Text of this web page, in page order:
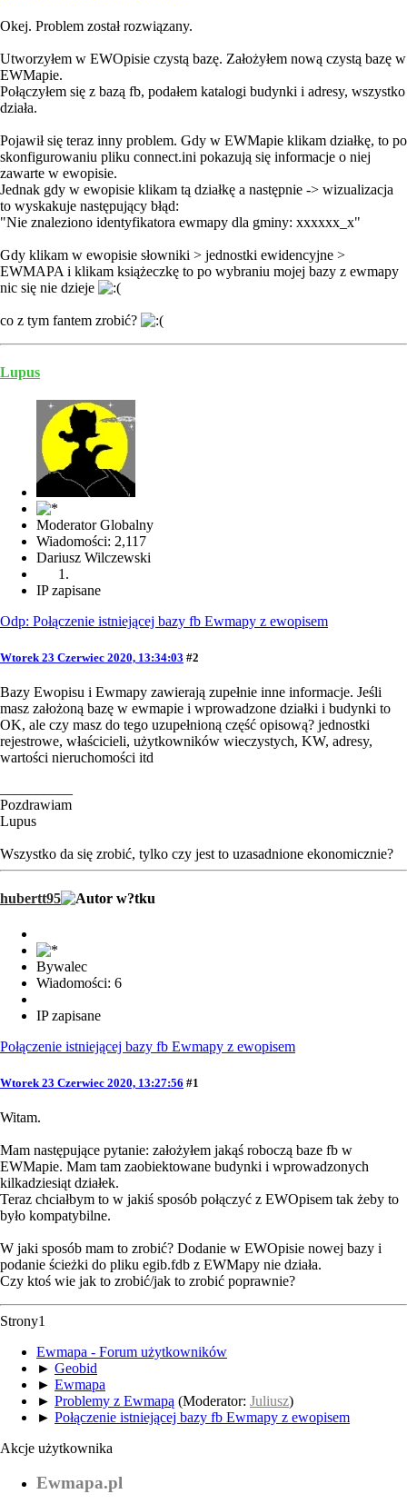
Okej. Problem został rozwiązany.
Utworzyłem w EWOpisie czystą bazę. Założyłem nową czystą bazę w
EWMapie.
Połączyłem się z bazą fb, podałem katalogi budynki i adresy, wszystko
działa.
Pojawił się teraz inny problem. Gdy w EWMapie klikam działkę, to po
skonfigurowaniu pliku connect.ini pokazują się informacje o niej
zawarte w ewopisie.
Jednak gdy w ewopisie klikam tą działkę a następnie -> wizualizacja
to wyskakuje następujący błąd:
"Nie znaleziono identyfikatora ewmapy dla gminy: xxxxxx_x"
Gdy klikam w ewopisie słowniki > jednostki ewidencyjne >
EWMAPA i klikam książeczkę to po wybraniu mojej bazy z ewmapy
nic się nie dzieje
co z tym fantem zrobić?
Lupus
Moderator Globalny
Wiadomości: 2,117
Dariusz Wilczewski
IP zapisane
Odp: Połączenie istniejącej bazy fb Ewmapy z ewopisem
Wtorek 23 Czerwiec 2020, 13:34:03 #2
Bazy Ewopisu i Ewmapy zawierają zupełnie inne informacje. Jeśli
masz założoną bazę w ewmapie i wprowadzone działki i budynki to
OK, ale czy masz do tego uzupełnioną część opisową? jednostki
rejestrowe, właścicieli, użytkowników wieczystych, KW, adresy,
wartości nieruchomości itd
Pozdrawiam
Lupus
Wszystko da się zrobić, tylko czy jest to uzasadnione ekonomicznie?
hubertt95
Bywalec
Wiadomości: 6
IP zapisane
Połączenie istniejącej bazy fb Ewmapy z ewopisem
Wtorek 23 Czerwiec 2020, 13:27:56 #1
Witam.
Mam następujące pytanie: założyłem jakąś roboczą baze fb w
EWMapie. Mam tam zaobiektowane budynki i wprowadzonych
kilkadziesiąt działek.
Teraz chciałbym to w jakiś sposób połączyć z EWOpisem tak żeby to
było kompatybilne.
W jaki sposób mam to zrobić? Dodanie w EWOpisie nowej bazy i
podanie ścieżki do pliku egib.fdb z EWMapy nie działa.
Czy ktoś wie jak to zrobić/jak to zrobić poprawnie?
Strony1
Ewmapa - Forum użytkowników
► Geobid
► Ewmapa
► Problemy z Ewmapą (Moderator: Juliusz)
► Połączenie istniejącej bazy fb Ewmapy z ewopisem
Akcje użytkownika
Ewmapa.pl